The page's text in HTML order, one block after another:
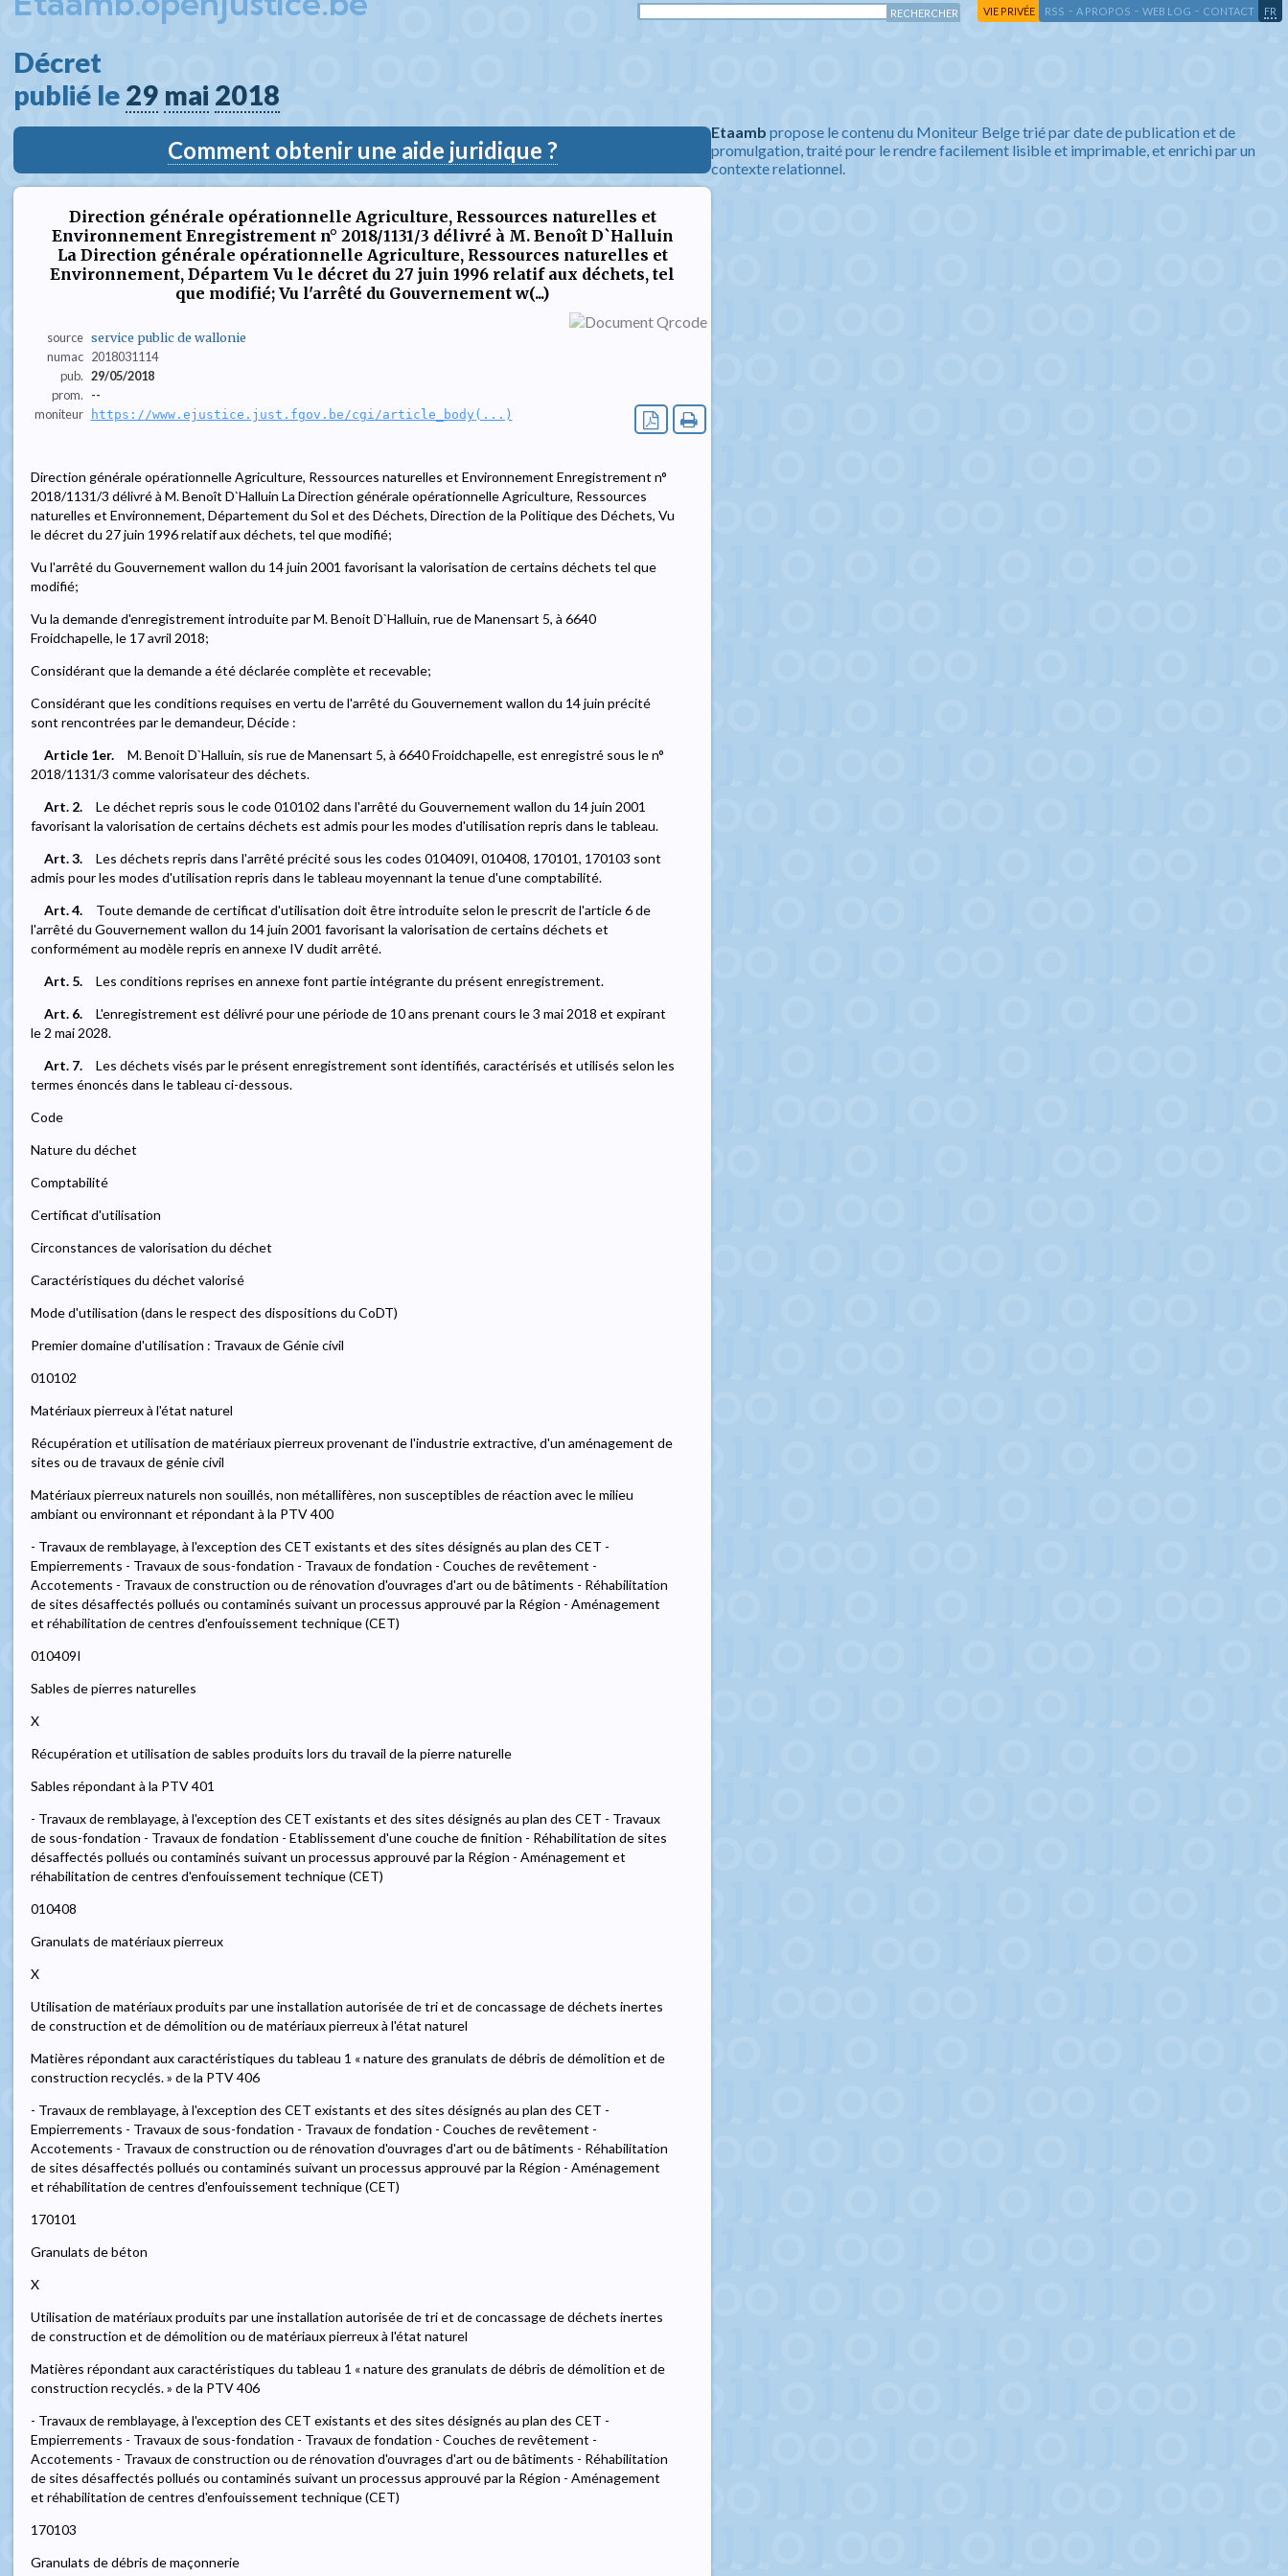
VIE PRIVÉE RSS - A PROPOS - WEB LOG - CONTACT FR
Décret
publié le 29 mai 2018
Comment obtenir une aide juridique ?
Direction générale opérationnelle Agriculture, Ressources naturelles et
Environnement Enregistrement n° 2018/1131/3 délivré à M. Benoît D`Halluin
La Direction générale opérationnelle Agriculture, Ressources naturelles et
Environnement, Départem Vu le décret du 27 juin 1996 relatif aux déchets, tel
que modifié; Vu l'arrêté du Gouvernement w(...)
source service public de wallonie
numac 2018031114
pub. 29/05/2018
prom.
--
moniteur
https://www.ejustice.just.fgov.be/cgi/article_body(...)
Direction générale opérationnelle Agriculture, Ressources naturelles et Environnement Enregistrement n°
2018/1131/3 délivré à M. Benoît D`Halluin La Direction générale opérationnelle Agriculture, Ressources
naturelles et Environnement, Département du Sol et des Déchets, Direction de la Politique des Déchets, Vu
le décret du 27 juin 1996 relatif aux déchets, tel que modifié;
Vu l'arrêté du Gouvernement wallon du 14 juin 2001 favorisant la valorisation de certains déchets tel que
modifié;
Vu la demande d'enregistrement introduite par M. Benoit D`Halluin, rue de Manensart 5, à 6640
Froidchapelle, le 17 avril 2018;
Considérant que la demande a été déclarée complète et recevable;
Considérant que les conditions requises en vertu de l'arrêté du Gouvernement wallon du 14 juin précité
sont rencontrées par le demandeur, Décide :
Article 1er.
M. Benoit D`Halluin, sis rue de Manensart 5, à 6640 Froidchapelle, est enregistré sous le n°
2018/1131/3 comme valorisateur des déchets.
Art. 2.
Le déchet repris sous le code 010102 dans l'arrêté du Gouvernement wallon du 14 juin 2001
favorisant la valorisation de certains déchets est admis pour les modes d'utilisation repris dans le tableau.
Art. 3.
Les déchets repris dans l'arrêté précité sous les codes 010409I, 010408, 170101, 170103 sont
admis pour les modes d'utilisation repris dans le tableau moyennant la tenue d'une comptabilité.
Art. 4.
Toute demande de certificat d'utilisation doit être introduite selon le prescrit de l'article 6 de
l'arrêté du Gouvernement wallon du 14 juin 2001 favorisant la valorisation de certains déchets et
conformément au modèle repris en annexe IV dudit arrêté.
Art. 5.
Les conditions reprises en annexe font partie intégrante du présent enregistrement.
Art. 6.
L'enregistrement est délivré pour une période de 10 ans prenant cours le 3 mai 2018 et expirant
le 2 mai 2028.
Art. 7.
Les déchets visés par le présent enregistrement sont identifiés, caractérisés et utilisés selon les
termes énoncés dans le tableau ci-dessous.
Code
Nature du déchet
Comptabilité
Certificat d'utilisation
Circonstances de valorisation du déchet
Caractéristiques du déchet valorisé
Mode d'utilisation (dans le respect des dispositions du CoDT)
Premier domaine d'utilisation : Travaux de Génie civil
010102
Matériaux pierreux à l'état naturel
Récupération et utilisation de matériaux pierreux provenant de l'industrie extractive, d'un aménagement de
sites ou de travaux de génie civil
Matériaux pierreux naturels non souillés, non métallifères, non susceptibles de réaction avec le milieu
ambiant ou environnant et répondant à la PTV 400
- Travaux de remblayage, à l'exception des CET existants et des sites désignés au plan des CET -
Empierrements - Travaux de sous-fondation - Travaux de fondation - Couches de revêtement -
Accotements - Travaux de construction ou de rénovation d'ouvrages d'art ou de bâtiments - Réhabilitation
de sites désaffectés pollués ou contaminés suivant un processus approuvé par la Région - Aménagement
et réhabilitation de centres d'enfouissement technique (CET)
010409I
Sables de pierres naturelles
X
Récupération et utilisation de sables produits lors du travail de la pierre naturelle
Sables répondant à la PTV 401
- Travaux de remblayage, à l'exception des CET existants et des sites désignés au plan des CET - Travaux
de sous-fondation - Travaux de fondation - Etablissement d'une couche de finition - Réhabilitation de sites
désaffectés pollués ou contaminés suivant un processus approuvé par la Région - Aménagement et
réhabilitation de centres d'enfouissement technique (CET)
010408
Granulats de matériaux pierreux
X
Utilisation de matériaux produits par une installation autorisée de tri et de concassage de déchets inertes
de construction et de démolition ou de matériaux pierreux à l'état naturel
Matières répondant aux caractéristiques du tableau 1 « nature des granulats de débris de démolition et de
construction recyclés. » de la PTV 406
- Travaux de remblayage, à l'exception des CET existants et des sites désignés au plan des CET -
Empierrements - Travaux de sous-fondation - Travaux de fondation - Couches de revêtement -
Accotements - Travaux de construction ou de rénovation d'ouvrages d'art ou de bâtiments - Réhabilitation
de sites désaffectés pollués ou contaminés suivant un processus approuvé par la Région - Aménagement
et réhabilitation de centres d'enfouissement technique (CET)
170101
Granulats de béton
X
Utilisation de matériaux produits par une installation autorisée de tri et de concassage de déchets inertes
de construction et de démolition ou de matériaux pierreux à l'état naturel
Matières répondant aux caractéristiques du tableau 1 « nature des granulats de débris de démolition et de
construction recyclés. » de la PTV 406
- Travaux de remblayage, à l'exception des CET existants et des sites désignés au plan des CET -
Empierrements - Travaux de sous-fondation - Travaux de fondation - Couches de revêtement -
Accotements - Travaux de construction ou de rénovation d'ouvrages d'art ou de bâtiments - Réhabilitation
de sites désaffectés pollués ou contaminés suivant un processus approuvé par la Région - Aménagement
et réhabilitation de centres d'enfouissement technique (CET)
170103
Granulats de débris de maçonnerie
Etaamb propose le contenu du Moniteur Belge trié par date de publication et de
promulgation, traité pour le rendre facilement lisible et imprimable, et enrichi par un
contexte relationnel.